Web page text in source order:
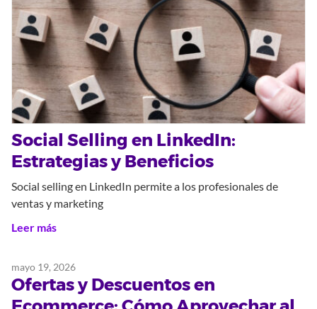
Social Selling en LinkedIn:
Estrategias y Beneficios
Social selling en LinkedIn permite a los profesionales de
ventas y marketing
Leer más
mayo 19, 2026
Ofertas y Descuentos en